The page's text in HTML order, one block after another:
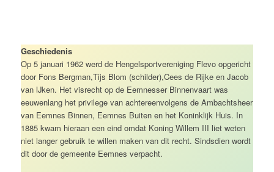
Geschiedenis
Op 5 januari 1962 werd de Hengelsportvereniging Flevo opgericht
door Fons Bergman,Tijs Blom (schilder),Cees de Rijke en Jacob
van IJken. Het visrecht op de Eemnesser Binnenvaart was
eeuwenlang het privilege van achtereenvolgens de Ambachtsheer
van Eemnes Binnen, Eemnes Buiten en het Koninklijk Huis. In
1885 kwam hieraan een eind omdat Koning Willem III liet weten
niet langer gebruik te willen maken van dit recht. Sindsdien wordt
dit door de gemeente Eemnes verpacht.